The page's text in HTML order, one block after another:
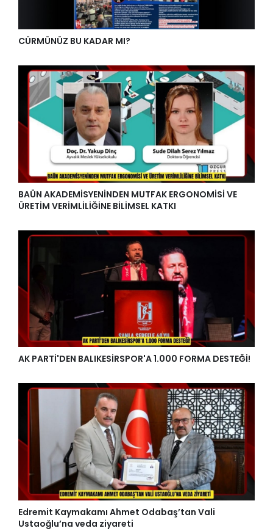
CÜRMÜNÜZ BU KADAR MI?
BAÜN AKADEMİSYENİNDEN MUTFAK ERGONOMİSİ VE
ÜRETİM VERİMLİLİĞİNE BİLİMSEL KATKI
AK PARTİ'DEN BALIKESİRSPOR'A 1.000 FORMA DESTEĞİ!
Edremit Kaymakamı Ahmet Odabaş’tan Vali
Ustaoğlu’na veda ziyareti